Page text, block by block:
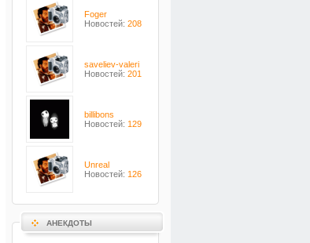
Foger
Новостей: 208
saveliev-valeri
Новостей: 201
billibons
Новостей: 129
Unreal
Новостей: 126
АНЕКДОТЫ